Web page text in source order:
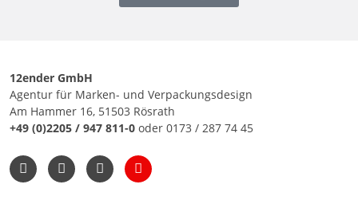
12ender GmbH
Agentur für Marken- und Verpackungsdesign
Am Hammer 16, 51503 Rösrath
+49 (0)2205 / 947 811-0 oder 0173 / 287 74 45